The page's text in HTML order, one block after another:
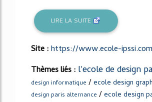
LIRE LA SUITE
Site :https://www.ecole-ipssi.com
Thèmes liés : l'ecole de design
design informatique /ecole design
design paris alternance /ecole design